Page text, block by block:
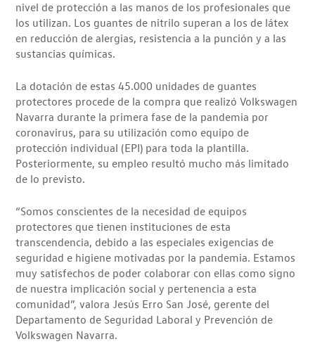
nivel de protección a las manos de los profesionales que
los utilizan. Los guantes de nitrilo superan a los de látex
en reducción de alergias, resistencia a la punción y a las
sustancias químicas.
La dotación de estas 45.000 unidades de guantes
protectores procede de la compra que realizó Volkswagen
Navarra durante la primera fase de la pandemia por
coronavirus, para su utilización como equipo de
protección individual (EPI) para toda la plantilla.
Posteriormente, su empleo resultó mucho más limitado
de lo previsto.
“Somos conscientes de la necesidad de equipos
protectores que tienen instituciones de esta
transcendencia, debido a las especiales exigencias de
seguridad e higiene motivadas por la pandemia. Estamos
muy satisfechos de poder colaborar con ellas como signo
de nuestra implicación social y pertenencia a esta
comunidad”, valora Jesús Erro San José, gerente del
Departamento de Seguridad Laboral y Prevención de
Volkswagen Navarra.